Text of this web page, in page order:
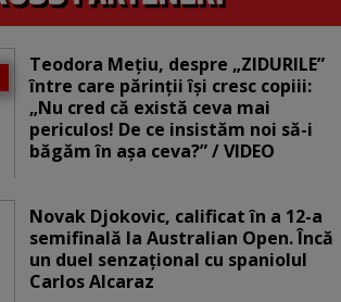
Teodora Mețiu, despre „ZIDURILE”
între care părinții își cresc copiii:
„Nu cred că există ceva mai
periculos! De ce insistăm noi să-i
băgăm în așa ceva?” / VIDEO
Novak Djokovic, calificat în a 12-a
semifinală la Australian Open. Încă
un duel senzațional cu spaniolul
Carlos Alcaraz